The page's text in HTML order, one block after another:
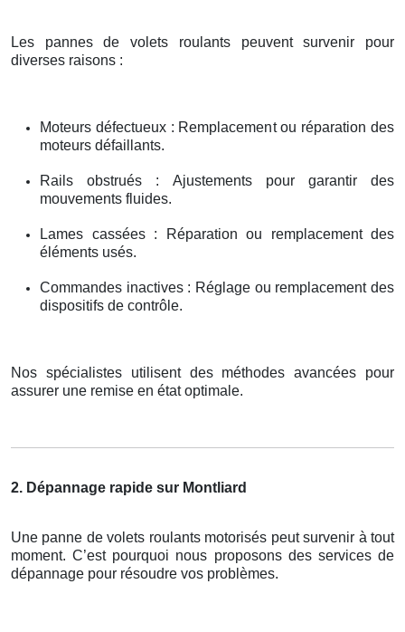
Les pannes de volets roulants peuvent survenir pour
diverses raisons :
Moteurs défectueux : Remplacement ou réparation des
moteurs défaillants.
Rails obstrués : Ajustements pour garantir des
mouvements fluides.
Lames cassées : Réparation ou remplacement des
éléments usés.
Commandes inactives : Réglage ou remplacement des
dispositifs de contrôle.
Nos spécialistes utilisent des méthodes avancées pour
assurer une remise en état optimale.
2. Dépannage rapide sur Montliard
Une panne de volets roulants motorisés peut survenir à tout
moment. C’est pourquoi nous proposons des services de
dépannage pour résoudre vos problèmes.